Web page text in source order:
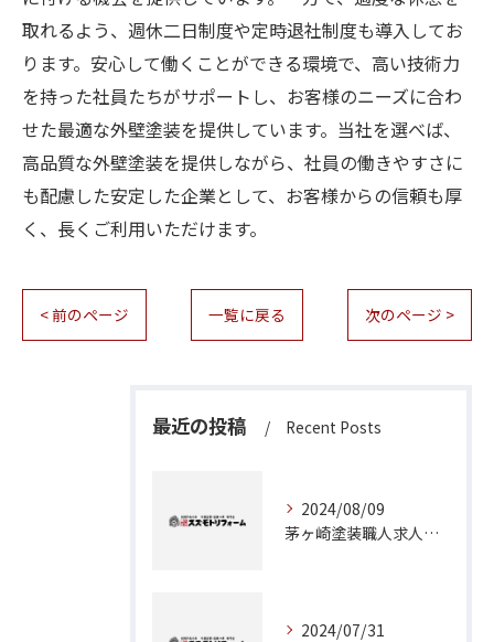
取れるよう、週休二日制度や定時退社制度も導入してお
ります。安心して働くことができる環境で、高い技術力
を持った社員たちがサポートし、お客様のニーズに合わ
せた最適な外壁塗装を提供しています。当社を選べば、
高品質な外壁塗装を提供しながら、社員の働きやすさに
も配慮した安定した企業として、お客様からの信頼も厚
く、長くご利用いただけます。
< 前のページ 一覧に戻る 次のページ >
最近の投稿 Recent Posts
2024/08/09
茅ヶ崎塗装職人求人：神奈川県で理想のキャリアを築くチャンス
2024/07/31